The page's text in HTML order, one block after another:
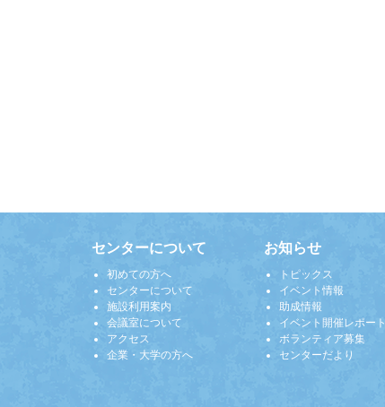
センターについて
初めての方へ
センターについて
施設利用案内
会議室について
アクセス
企業・大学の方へ
お知らせ
トピックス
イベント情報
助成情報
イベント開催レポート
ボランティア募集
センターだより